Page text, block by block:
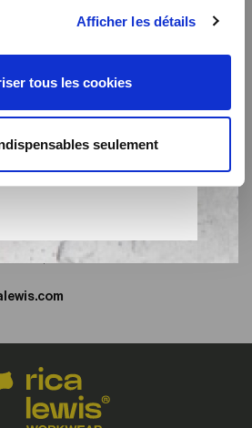
Afficher les détails
tous les cookies
seulement
3,99 €
0€
è disponibile dal lunedì al giovedì dalle 9:00
17:00, e il venerdì dalle 9:00 alle 12:30 e dalle